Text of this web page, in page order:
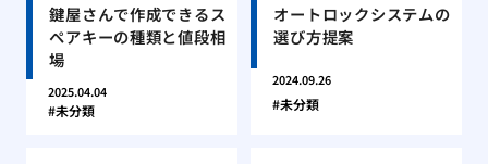
鍵屋さんで作成できるス
ペアキーの種類と値段相
場
2025.04.04
未分類
オートロックシステムの
選び方提案
2024.09.26
未分類